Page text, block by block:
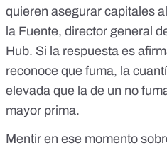
quieren asegurar capitales
la Fuente, director general
Hub. Si la respuesta es
reconoce que fuma, la
elevada que la de un no
mayor prima.
Mentir en ese momento